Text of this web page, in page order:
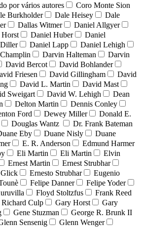
por vários autores
Coro Monte Sion
Burkholder Dale Heisey
Dale
Dallas Witmer
Daniel Allgyer
Daniel Huber
Daniel
Daniel Lapp
Daniel Lehigh
Darvin Halteman
Darvin
David Bercot
David Bohlander
Friesen David Gillingham
David
David L. Martin
David Mast
Sweigart David W. Lehigh
Dean
Delton Martin
Dennis Conley
Ford Dewey Miller
Donald E.
Douglas Wantz
Dr. Frank Bateman
Eby Duane Nisly
Duane
E. R. Anderson
Edmund Harmer
Eli Martin Eli Martin
Elvin
Ernest Martin
Ernest Strubhar
Glick Ernesto Strubhar
Eugenio
Felipe Danner
Felipe Yoder
Floyd Stoltzfus
Frank Reed
Culp Gary Horst
Gary
Gene Stuzman
George R. Brunk II
Sensenig Glenn Wenger